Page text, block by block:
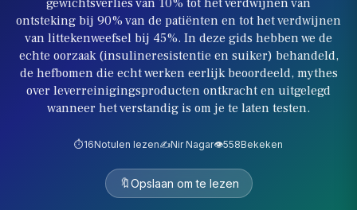
gewichtsverlies van 10% tot het verdwijnen van
ontsteking bij 90% van de patiënten en tot het verdwijnen
van littekenweefsel bij 45%. In deze gids hebben we de
echte oorzaak (insulineresistentie en suiker) behandeld,
de hefbomen die echt werken eerlijk beoordeeld, mythes
over leverreinigingsproducten ontkracht en uitgelegd
wanneer het verstandig is om je te laten testen.
⏱️16Notulen lezen✍️Nir Nagar👁️558Bekeken
🔖Opslaan om te lezen